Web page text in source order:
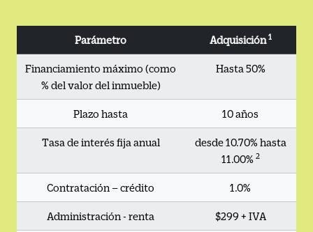
Parámetro Adquisición1
Financiamiento máximo (como
% del valor del inmueble)
Hasta 50%
Plazo hasta 10 años
Tasa de interés fija anual
desde 10.70% hasta
11.00% 2
Contratación – crédito 1.0%
Administración - renta $299 + IVA